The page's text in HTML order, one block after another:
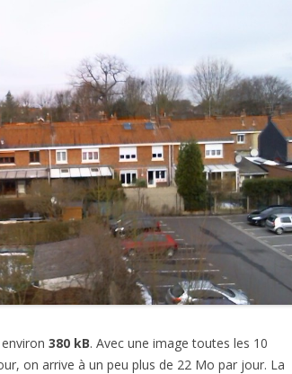
380 kB. Avec une image toutes les 10
on arrive à un peu plus de 22 Mo par jour. La